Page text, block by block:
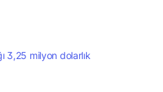
3,25 milyon dolarlık